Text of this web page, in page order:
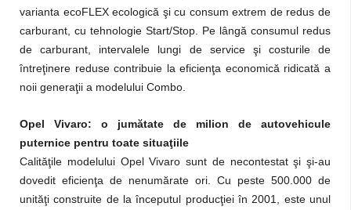
varianta ecoFLEX ecologică şi cu consum extrem de redus de
carburant, cu tehnologie Start/Stop. Pe lângă consumul redus
de carburant, intervalele lungi de service şi costurile de
întreţinere reduse contribuie la eficienţa economică ridicată a
noii generaţii a modelului Combo.
Opel Vivaro: o jumătate de milion de autovehicule
puternice pentru toate situaţiile
Calităţile modelului Opel Vivaro sunt de necontestat şi şi-au
dovedit eficienţa de nenumărate ori. Cu peste 500.000 de
unităţi construite de la începutul producţiei în 2001, este unul